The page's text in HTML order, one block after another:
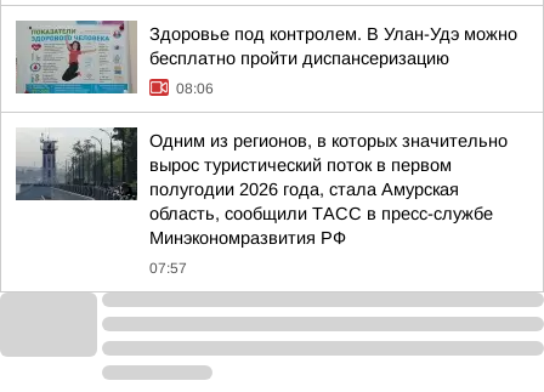
Здоровье под контролем. В Улан-Удэ можно
бесплатно пройти диспансеризацию
08:06
Одним из регионов, в которых значительно
вырос туристический поток в первом
полугодии 2026 года, стала Амурская
область, сообщили ТАСС в пресс-службе
Минэкономразвития РФ
07:57